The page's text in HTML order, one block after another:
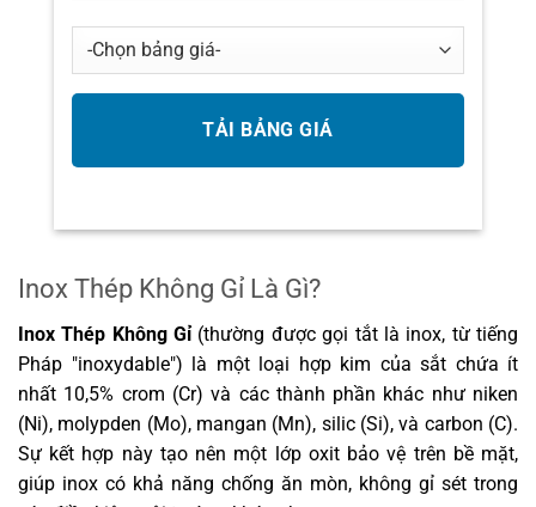
Inox Thép Không Gỉ Là Gì?
Inox Thép Không Gỉ(thường được gọi tắt là inox, từ tiếng
Pháp "inoxydable") là một loại hợp kim của sắt chứa ít
nhất 10,5% crom (Cr) và các thành phần khác như niken
(Ni), molypden (Mo), mangan (Mn), silic (Si), và carbon (C).
Sự kết hợp này tạo nên một lớp oxit bảo vệ trên bề mặt,
giúp inox có khả năng chống ăn mòn, không gỉ sét trong